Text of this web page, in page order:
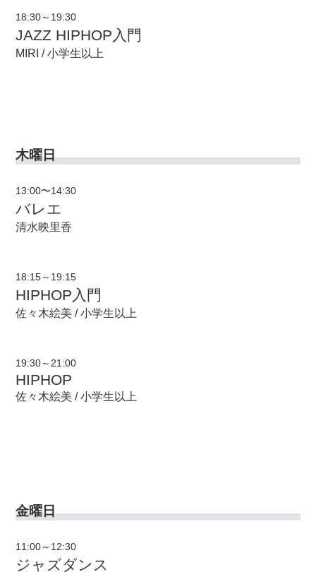
18:30～19:30
JAZZ HIPHOP入門
MIRI / 小学生以上
木曜日
13:00〜14:30
バレエ
清水映里香
18:15～19:15
HIPHOP入門
佐々木絵美 / 小学生以上
19:30～21:00
HIPHOP
佐々木絵美 / 小学生以上
金曜日
11:00～12:30
ジャズダンス